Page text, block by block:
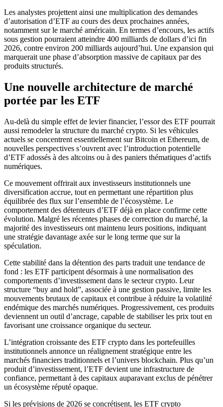
Les analystes projettent ainsi une multiplication des demandes
d’autorisation d’ETF au cours des deux prochaines années,
notamment sur le marché américain. En termes d’encours, les actifs
sous gestion pourraient atteindre 400 milliards de dollars d’ici fin
2026, contre environ 200 milliards aujourd’hui. Une expansion qui
marquerait une phase d’absorption massive de capitaux par des
produits structurés.
Une nouvelle architecture de marché
portée par les ETF
Au-delà du simple effet de levier financier, l’essor des ETF pourrait
aussi remodeler la structure du marché crypto. Si les véhicules
actuels se concentrent essentiellement sur Bitcoin et Ethereum, de
nouvelles perspectives s’ouvrent avec l’introduction potentielle
d’ETF adossés à des altcoins ou à des paniers thématiques d’actifs
numériques.
Ce mouvement offrirait aux investisseurs institutionnels une
diversification accrue, tout en permettant une répartition plus
équilibrée des flux sur l’ensemble de l’écosystème. Le
comportement des détenteurs d’ETF déjà en place confirme cette
évolution. Malgré les récentes phases de correction du marché, la
majorité des investisseurs ont maintenu leurs positions, indiquant
une stratégie davantage axée sur le long terme que sur la
spéculation.
Cette stabilité dans la détention des parts traduit une tendance de
fond : les ETF participent désormais à une normalisation des
comportements d’investissement dans le secteur crypto. Leur
structure “buy and hold”, associée à une gestion passive, limite les
mouvements brutaux de capitaux et contribue à réduire la volatilité
endémique des marchés numériques. Progressivement, ces produits
deviennent un outil d’ancrage, capable de stabiliser les prix tout en
favorisant une croissance organique du secteur.
L’intégration croissante des ETF crypto dans les portefeuilles
institutionnels annonce un réalignement stratégique entre les
marchés financiers traditionnels et l’univers blockchain. Plus qu’un
produit d’investissement, l’ETF devient une infrastructure de
confiance, permettant à des capitaux auparavant exclus de pénétrer
un écosystème réputé opaque.
Si les prévisions de 2026 se concrétisent, les ETF crypto